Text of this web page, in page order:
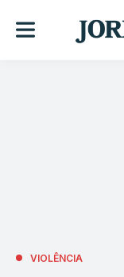
VIOLÊNCIA